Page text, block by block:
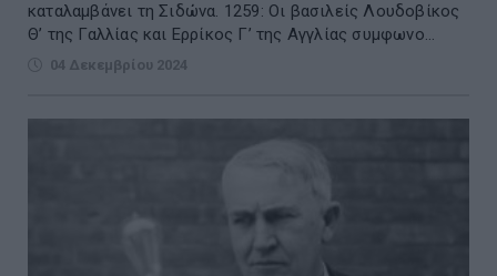
καταλαμβάνει τη Σιδώνα. 1259: Οι βασιλείς Λουδοβίκος
Θ’ της Γαλλίας και Ερρίκος Γ’ της Αγγλίας συμφωνο...
04 Δεκεμβρίου 2024